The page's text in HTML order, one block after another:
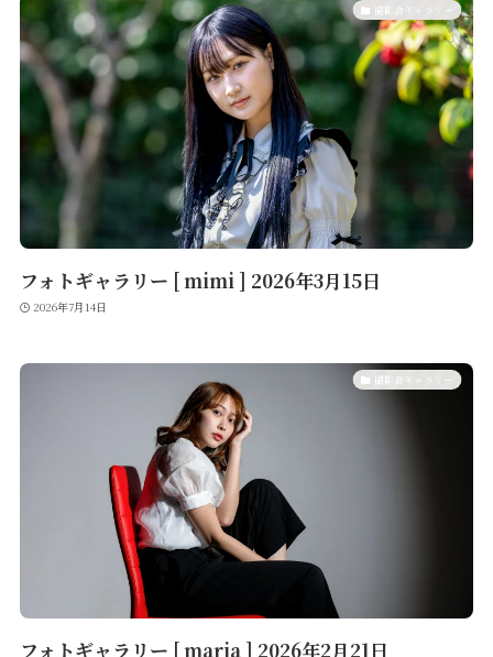
撮影会ギャラリー
フォトギャラリー [ mimi ] 2026年3月15日
2026年7月14日
撮影会ギャラリー
フォトギャラリー [ maria ] 2026年2月21日